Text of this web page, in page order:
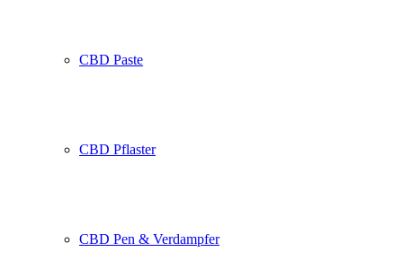
CBD Paste
CBD Pflaster
CBD Pen & Verdampfer